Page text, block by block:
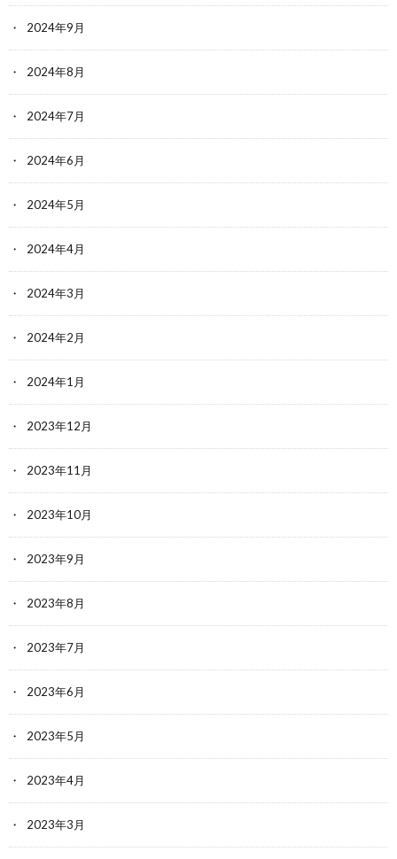
2024年9月
2024年8月
2024年7月
2024年6月
2024年5月
2024年4月
2024年3月
2024年2月
2024年1月
2023年12月
2023年11月
2023年10月
2023年9月
2023年8月
2023年7月
2023年6月
2023年5月
2023年4月
2023年3月